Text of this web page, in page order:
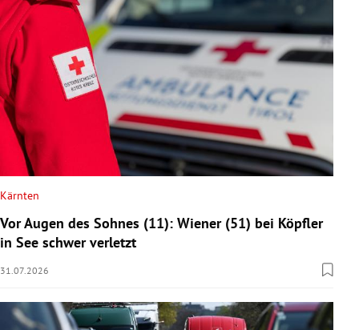
Kärnten
Vor Augen des Sohnes (11): Wiener (51) bei Köpfler
in See schwer verletzt
31.07.2026